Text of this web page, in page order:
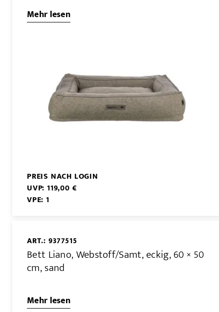
Mehr lesen
PREIS NACH LOGIN
UVP: 119,00 €
VPE: 1
ART.: 9377515
Bett Liano, Webstoff/Samt, eckig, 60 × 50
cm, sand
Mehr lesen